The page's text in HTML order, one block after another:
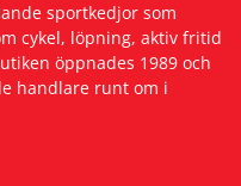
sportkedjor som
cykel, löpning, aktiv fritid
öppnades 1989 och
handlare runt om i